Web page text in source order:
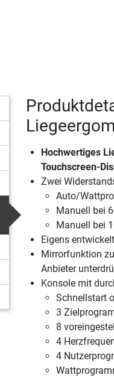
Hochwertiges
Touchscreen-
Zwei
Auto/
Manuell bei
Manuell bei
Eigens
Mirrorfunktion
Anbieter
Konsole mit
Schnellstart
3
8
4
4